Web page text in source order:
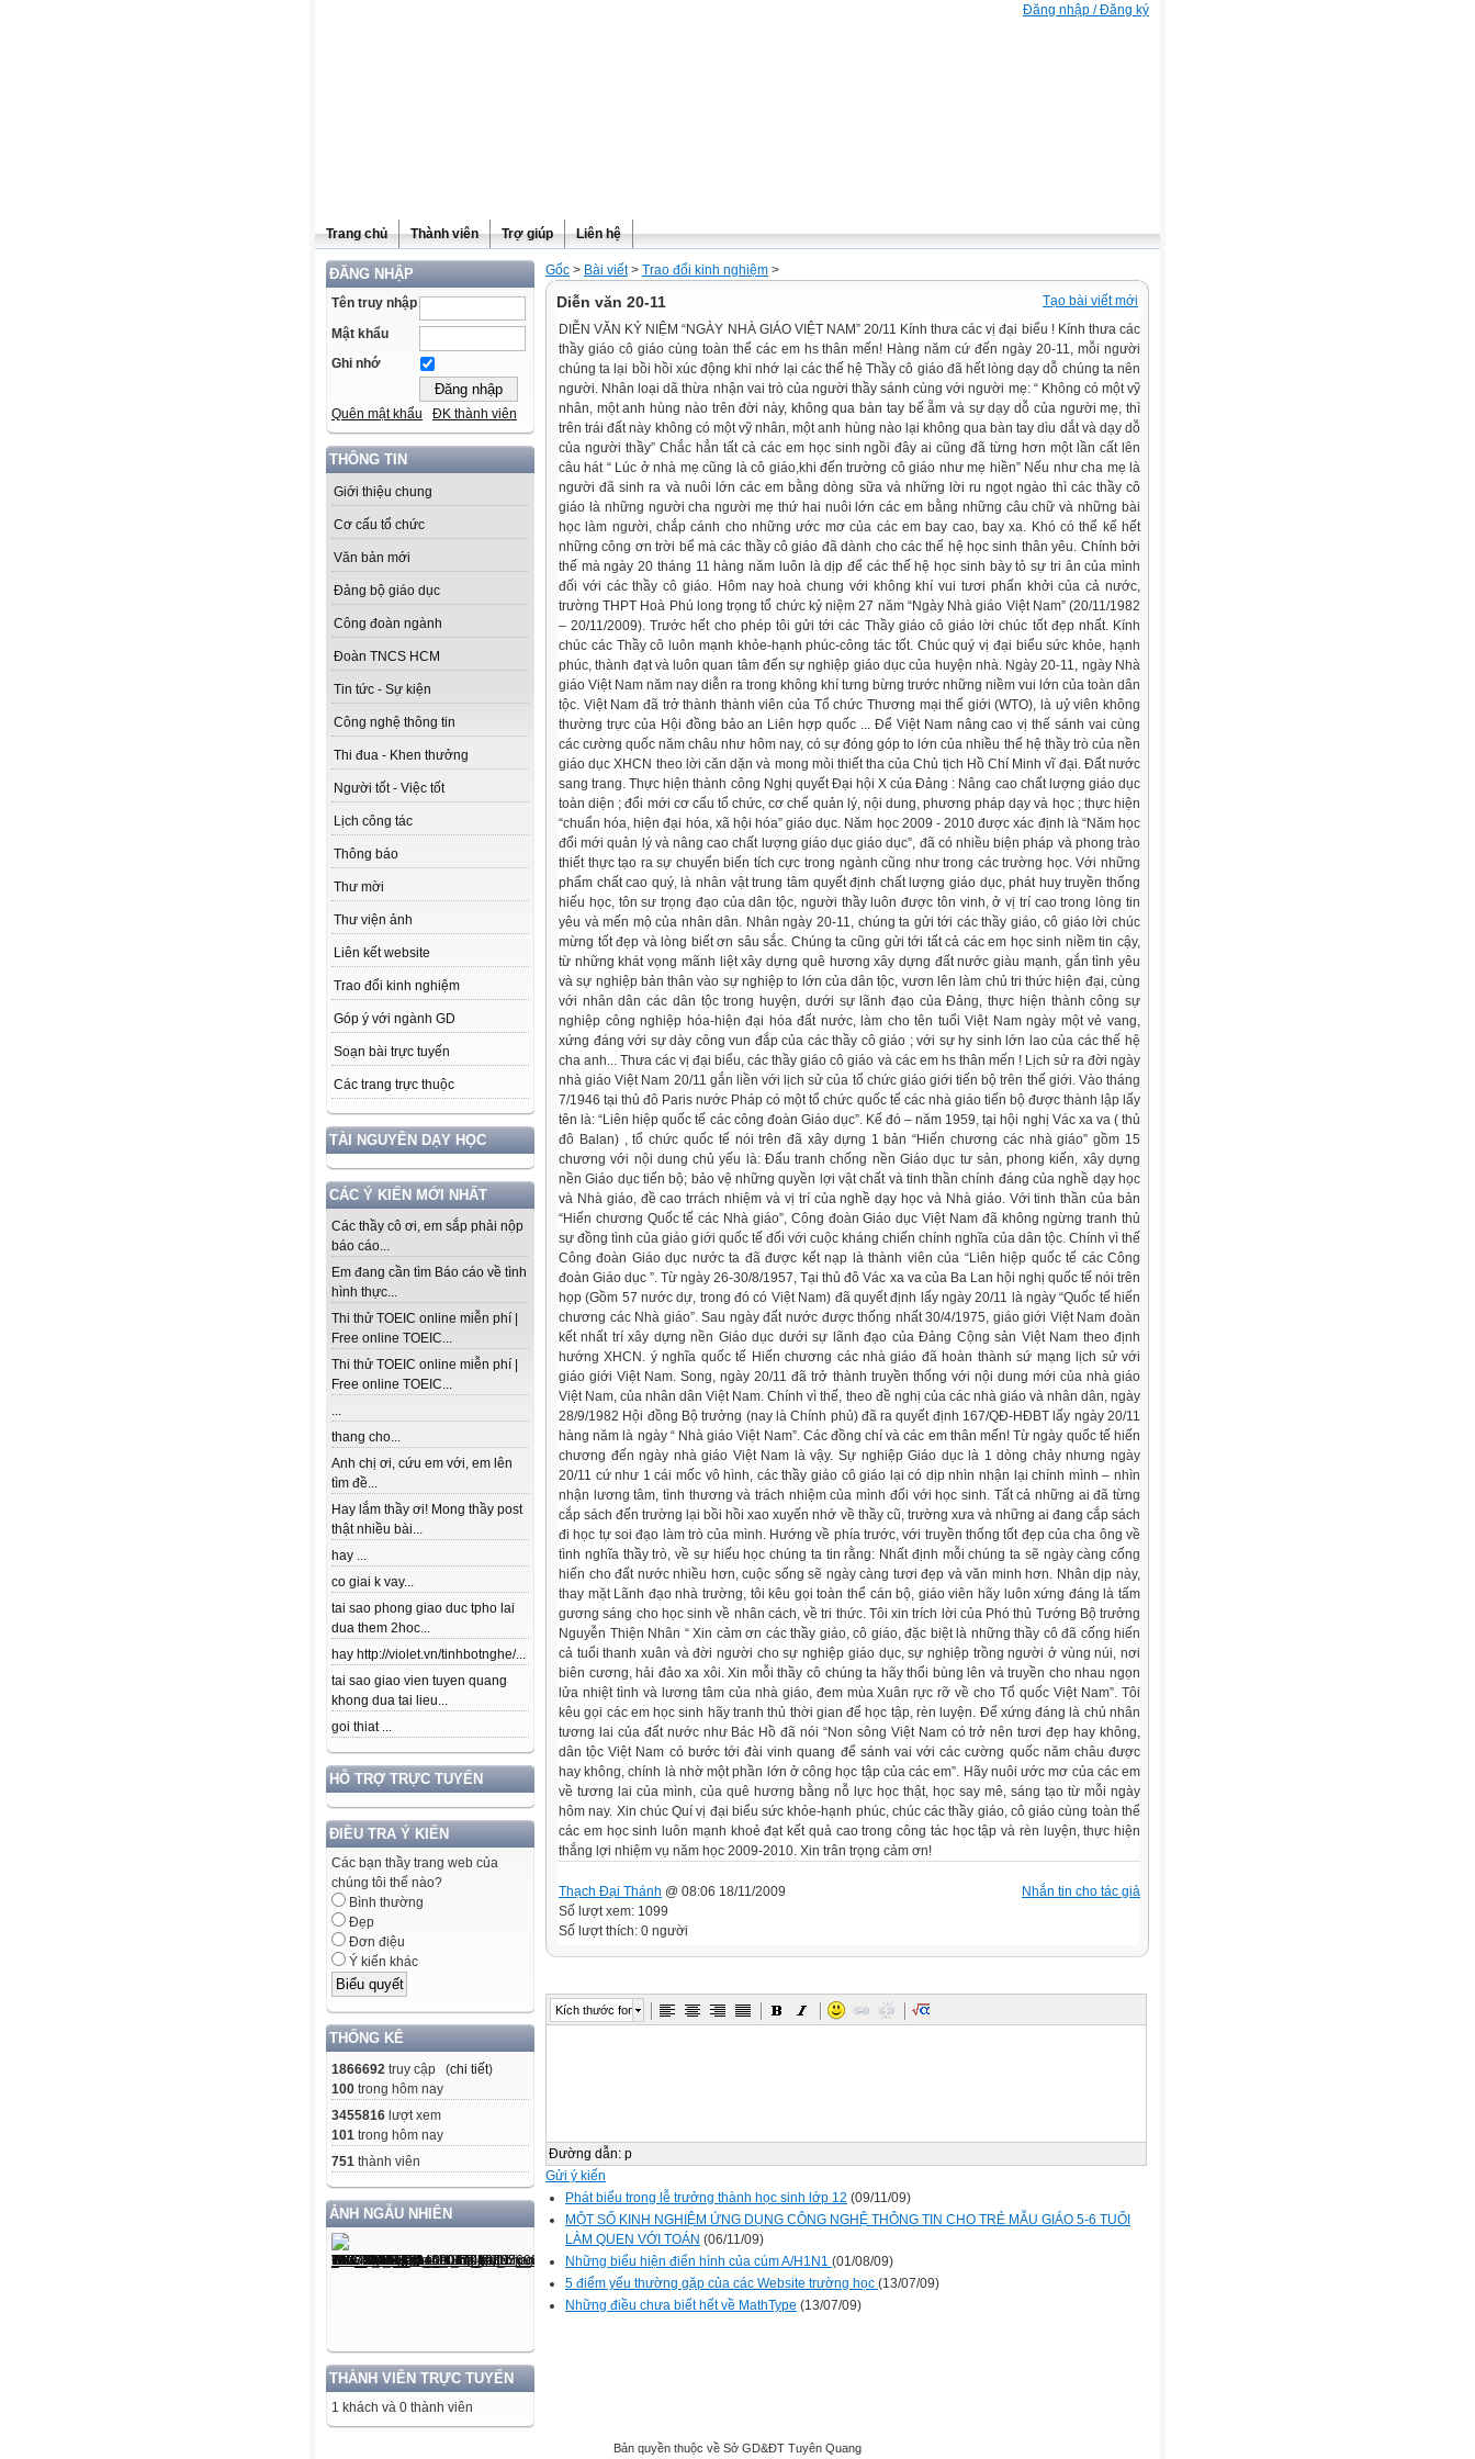
Đăng nhập / Đăng ký
Trang chủ Thành viên Trợ giúp Liên hệ
ĐĂNG NHẬP
Tên truy nhập
Mật khẩu
Ghi nhớ
Quên mật khẩu ĐK thành viên
THÔNG TIN
Giới thiệu chung
Cơ cấu tổ chức
Văn bản mới
Đảng bộ giáo dục
Công đoàn ngành
Đoàn TNCS HCM
Tin tức - Sự kiện
Công nghệ thông tin
Thi đua - Khen thưởng
Người tốt - Việc tốt
Lịch công tác
Thông báo
Thư mời
Thư viện ảnh
Liên kết website
Trao đổi kinh nghiệm
Góp ý với ngành GD
Soạn bài trực tuyến
Các trang trực thuộc
TÀI NGUYÊN DẠY HỌC
CÁC Ý KIẾN MỚI NHẤT
Các thầy cô ơi, em sắp phải nộp
báo cáo...
Em đang cần tìm Báo cáo về tình
hình thực...
Thi thử TOEIC online miễn phí |
Free online TOEIC...
Thi thử TOEIC online miễn phí |
Free online TOEIC...
...
thang cho...
Anh chị ơi, cứu em với, em lên
tìm đề...
Hay lắm thầy ơi! Mong thầy post
thật nhiều bài...
hay ...
co giai k vay...
tai sao phong giao duc tpho lai
dua them 2hoc...
hay http://violet.vn/tinhbotnghe/...
tai sao giao vien tuyen quang
khong dua tai lieu...
goi thiat ...
HỖ TRỢ TRỰC TUYẾN
ĐIỀU TRA Ý KIẾN
Các bạn thầy trang web của
chúng tôi thế nào?
Bình thường
Đẹp
Đơn điệu
Ý kiến khác
THỐNG KÊ
1866692 truy cập (chi tiết)
100 trong hôm nay
3455816 lượt xem
101 trong hôm nay
751 thành viên
ẢNH NGẪU NHIÊN
THÀNH VIÊN TRỰC TUYẾN
1 khách và 0 thành viên
Gốc > Bài viết> Trao đổi kinh nghiệm >
Tạo bài viết mới
Diễn văn 20-11
DIỄN VĂN KỶ NIỆM “NGÀY NHÀ GIÁO VIỆT NAM” 20/11 Kính thưa các vị đại biểu ! Kính thưa các
thầy giáo cô giáo cùng toàn thể các em hs thân mến! Hàng năm cứ đến ngày 20-11, mỗi người
chúng ta lại bồi hồi xúc động khi nhớ lại các thế hệ Thầy cô giáo đã hết lòng dạy dỗ chúng ta nên
người. Nhân loại dã thừa nhận vai trò của người thầy sánh cùng với người mẹ: “ Không có một vỹ
nhân, một anh hùng nào trên đời này, không qua bàn tay bế ẵm và sự dạy dỗ của người mẹ, thì
trên trái đất này không có một vỹ nhân, một anh hùng nào lại không qua bàn tay dìu dắt và dạy dỗ
của người thầy” Chắc hẳn tất cả các em học sinh ngồi đây ai cũng đã từng hơn một lần cất lên
câu hát “ Lúc ở nhà mẹ cũng là cô giáo,khi đến trường cô giáo như mẹ hiền” Nếu như cha mẹ là
người đã sinh ra và nuôi lớn các em bằng dòng sữa và những lời ru ngọt ngào thì các thầy cô
giáo là những người cha người mẹ thứ hai nuôi lớn các em bằng những câu chữ và những bài
học làm người, chắp cánh cho những ước mơ của các em bay cao, bay xa. Khó có thể kể hết
những công ơn trời bể mà các thầy cô giáo đã dành cho các thế hệ học sinh thân yêu. Chính bởi
thế mà ngày 20 tháng 11 hàng năm luôn là dịp để các thế hệ học sinh bày tỏ sự tri ân của mình
đối với các thầy cô giáo. Hôm nay hoà chung với không khí vui tươi phấn khởi của cả nước,
trường THPT Hoà Phú long trọng tổ chức kỷ niệm 27 năm “Ngày Nhà giáo Việt Nam” (20/11/1982
– 20/11/2009). Trước hết cho phép tôi gửi tới các Thầy giáo cô giáo lời chúc tốt đẹp nhất. Kính
chúc các Thầy cô luôn mạnh khỏe-hạnh phúc-công tác tốt. Chúc quý vị đại biểu sức khỏe, hạnh
phúc, thành đạt và luôn quan tâm đến sự nghiệp giáo dục của huyện nhà. Ngày 20-11, ngày Nhà
giáo Việt Nam năm nay diễn ra trong không khí tưng bừng trước những niềm vui lớn của toàn dân
tộc. Việt Nam đã trở thành thành viên của Tổ chức Thương mại thế giới (WTO), là uỷ viên không
thường trực của Hội đồng bảo an Liên hợp quốc ... Để Việt Nam nâng cao vị thế sánh vai cùng
các cường quốc năm châu như hôm nay, có sự đóng góp to lớn của nhiều thế hệ thầy trò của nền
giáo dục XHCN theo lời căn dặn và mong mỏi thiết tha của Chủ tịch Hồ Chí Minh vĩ đại. Đất nước
sang trang. Thực hiện thành công Nghị quyết Đại hội X của Đảng : Nâng cao chất lượng giáo dục
toàn diện ; đổi mới cơ cấu tổ chức, cơ chế quản lý, nội dung, phương pháp dạy và học ; thực hiện
“chuẩn hóa, hiện đại hóa, xã hội hóa” giáo dục. Năm học 2009 - 2010 được xác định là “Năm học
đổi mới quản lý và nâng cao chất lượng giáo dục giáo dục”, đã có nhiều biện pháp và phong trào
thiết thực tạo ra sự chuyển biến tích cực trong ngành cũng như trong các trường học. Với những
phẩm chất cao quý, là nhân vật trung tâm quyết định chất lượng giáo dục, phát huy truyền thống
hiếu học, tôn sư trọng đạo của dân tộc, người thầy luôn được tôn vinh, ở vị trí cao trong lòng tin
yêu và mến mộ của nhân dân. Nhân ngày 20-11, chúng ta gửi tới các thầy giáo, cô giáo lời chúc
mừng tốt đẹp và lòng biết ơn sâu sắc. Chúng ta cũng gửi tới tất cả các em học sinh niềm tin cậy,
từ những khát vọng mãnh liệt xây dựng quê hương xây dựng đất nước giàu mạnh, gắn tình yêu
và sự nghiệp bản thân vào sự nghiệp to lớn của dân tộc, vươn lên làm chủ tri thức hiện đại, cùng
với nhân dân các dân tộc trong huyện, dưới sự lãnh đạo của Đảng, thực hiện thành công sự
nghiệp công nghiệp hóa-hiện đại hóa đất nước, làm cho tên tuổi Việt Nam ngày một vẻ vang,
xứng đáng với sự dày công vun đắp của các thầy cô giáo ; với sự hy sinh lớn lao của các thế hệ
cha anh... Thưa các vị đại biểu, các thầy giáo cô giáo và các em hs thân mến ! Lịch sử ra đời ngày
nhà giáo Việt Nam 20/11 gắn liền với lịch sử của tổ chức giáo giới tiến bộ trên thế giới. Vào tháng
7/1946 tại thủ đô Paris nước Pháp có một tổ chức quốc tế các nhà giáo tiến bộ được thành lập lấy
tên là: “Liên hiệp quốc tế các công đoàn Giáo dục”. Kế đó – năm 1959, tại hội nghị Vác xa va ( thủ
đô Balan) , tổ chức quốc tế nói trên đã xây dựng 1 bản “Hiến chương các nhà giáo” gồm 15
chương với nội dung chủ yếu là: Đấu tranh chống nền Giáo dục tư sản, phong kiến, xây dựng
nền Giáo dục tiến bộ; bảo vệ những quyền lợi vật chất và tinh thần chính đáng của nghề dạy học
và Nhà giáo, đề cao trrách nhiệm và vị trí của nghề dạy học và Nhà giáo. Với tinh thần của bản
“Hiến chương Quốc tế các Nhà giáo”, Công đoàn Giáo dục Việt Nam đã không ngừng tranh thủ
sự đồng tình của giáo giới quốc tế đối với cuộc kháng chiến chính nghĩa của dân tộc. Chính vì thế
Công đoàn Giáo dục nước ta đã được kết nạp là thành viên của “Liên hiệp quốc tế các Công
đoàn Giáo dục ”. Từ ngày 26-30/8/1957, Tại thủ đô Vác xa va của Ba Lan hội nghị quốc tế nói trên
họp (Gồm 57 nước dự, trong đó có Việt Nam) đã quyết định lấy ngày 20/11 là ngày “Quốc tế hiến
chương các Nhà giáo”. Sau ngày đất nước được thống nhất 30/4/1975, giáo giới Việt Nam đoàn
kết nhất trí xây dựng nền Giáo dục dưới sự lãnh đạo của Đảng Cộng sản Việt Nam theo định
hướng XHCN. ý nghĩa quốc tế Hiến chương các nhà giáo đã hoàn thành sứ mạng lịch sử với
giáo giới Việt Nam. Song, ngày 20/11 đã trở thành truyền thống với nội dung mới của nhà giáo
Việt Nam, của nhân dân Việt Nam. Chính vì thế, theo đề nghị của các nhà giáo và nhân dân, ngày
28/9/1982 Hội đồng Bộ trưởng (nay là Chính phủ) đã ra quyết định 167/QĐ-HĐBT lấy ngày 20/11
hàng năm là ngày “ Nhà giáo Việt Nam”. Các đồng chí và các em thân mến! Từ ngày quốc tế hiến
chương đến ngày nhà giáo Việt Nam là vậy. Sự nghiệp Giáo dục là 1 dòng chảy nhưng ngày
20/11 cứ như 1 cái mốc vô hình, các thầy giáo cô giáo lại có dịp nhìn nhận lại chính mình – nhìn
nhận lương tâm, tình thương và trách nhiệm của mình đối với học sinh. Tất cả những ai đã từng
cắp sách đến trường lại bồi hồi xao xuyến nhớ về thầy cũ, trường xưa và những ai đang cắp sách
đi học tự soi đạo làm trò của mình. Hướng về phía trước, với truyền thống tốt đẹp của cha ông về
tình nghĩa thầy trò, về sự hiếu học chúng ta tin rằng: Nhất định mỗi chúng ta sẽ ngày càng cống
hiến cho đất nước nhiều hơn, cuộc sống sẽ ngày càng tươi đẹp và văn minh hơn. Nhân dịp này,
thay mặt Lãnh đạo nhà trường, tôi kêu gọi toàn thể cán bộ, giáo viên hãy luôn xứng đáng là tấm
gương sáng cho học sinh về nhân cách, về tri thức. Tôi xin trích lời của Phó thủ Tướng Bộ trưởng
Nguyễn Thiện Nhân “ Xin cảm ơn các thầy giáo, cô giáo, đặc biệt là những thầy cô đã cống hiến
cả tuổi thanh xuân và đời người cho sự nghiệp giáo dục, sự nghiệp trồng người ở vùng núi, nơi
biên cương, hải đảo xa xôi. Xin mỗi thầy cô chúng ta hãy thổi bùng lên và truyền cho nhau ngọn
lửa nhiệt tình và lương tâm của nhà giáo, đem mùa Xuân rực rỡ về cho Tổ quốc Việt Nam”. Tôi
kêu gọi các em học sinh hãy tranh thủ thời gian để học tập, rèn luyện. Để xứng đáng là chủ nhân
tương lai của đất nước như Bác Hồ đã nói “Non sông Việt Nam có trở nên tươi đẹp hay không,
dân tộc Việt Nam có bước tới đài vinh quang để sánh vai với các cường quốc năm châu được
hay không, chính là nhờ một phần lớn ở công học tập của các em”. Hãy nuôi ước mơ của các em
về tương lai của mình, của quê hương bằng nỗ lực học thật, học say mê, sáng tạo từ mỗi ngày
hôm nay. Xin chúc Quí vị đại biểu sức khỏe-hạnh phúc, chúc các thầy giáo, cô giáo cùng toàn thể
các em học sinh luôn mạnh khoẻ đạt kết quả cao trong công tác học tập và rèn luyện, thực hiện
thắng lợi nhiệm vụ năm học 2009-2010. Xin trân trọng cảm ơn!
Nhắn tin cho tác giả
Thạch Đại Thánh @ 08:06 18/11/2009
Số lượt xem: 1099
Số lượt thích: 0 người
Kích thước font
Đường dẫn: p
Gửi ý kiến
Phát biểu trong lễ trưởng thành học sinh lớp 12 (09/11/09)
MỘT SỐ KINH NGHIỆM ỨNG DỤNG CÔNG NGHỆ THÔNG TIN CHO TRẺ MẪU GIÁO 5-6 TUỔI
LÀM QUEN VỚI TOÁN (06/11/09)
Những biểu hiện điển hình của cúm A/H1N1 (01/08/09)
5 điểm yếu thường gặp của các Website trường học (13/07/09)
Những điều chưa biết hết về MathType (13/07/09)
Bản quyền thuộc về Sở GD&ĐT Tuyên Quang